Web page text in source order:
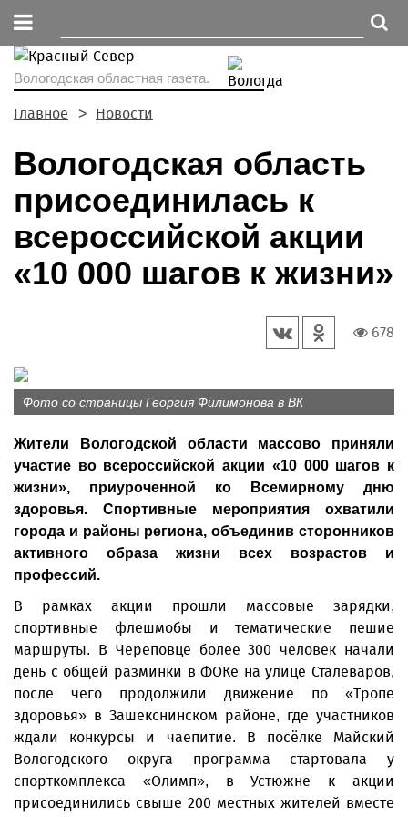
Вологодская областная газета.
Главное Новости
Вологодская область
присоединилась к
всероссийской акции
«10 000 шагов к жизни»
678
Фото со страницы Георгия Филимонова в ВК
Жители Вологодской области массово приняли
участие во всероссийской акции «10 000 шагов к
жизни», приуроченной ко Всемирному дню
здоровья. Спортивные мероприятия охватили
города и районы региона, объединив сторонников
активного образа жизни всех возрастов и
профессий.
В рамках акции прошли массовые зарядки,
спортивные флешмобы и тематические пешие
маршруты. В Череповце более 300 человек начали
день с общей разминки в ФОКе на улице Сталеваров,
после чего продолжили движение по «Тропе
здоровья» в Зашекснинском районе, где участников
ждали конкурсы и чаепитие. В посёлке Майский
Вологодского округа программа стартовала у
спорткомплекса «Олимп», в Устюжне к акции
присоединились свыше 200 местных жителей вместе